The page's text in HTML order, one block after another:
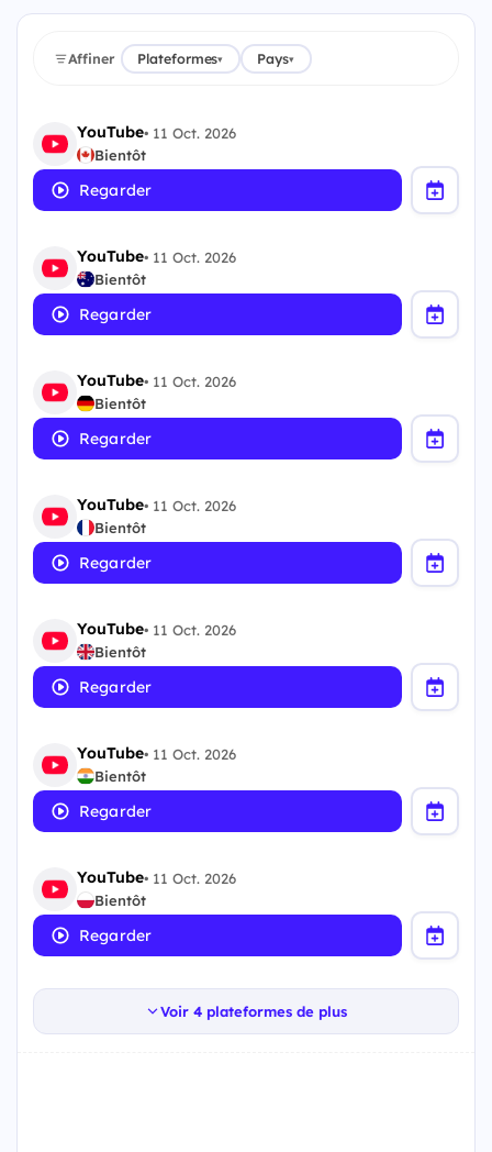
Affiner Plateformes▾ Pays▾
YouTube• 11 Oct. 2026
Bientôt
Regarder
YouTube• 11 Oct. 2026
Bientôt
Regarder
YouTube• 11 Oct. 2026
Bientôt
Regarder
YouTube• 11 Oct. 2026
Bientôt
Regarder
YouTube• 11 Oct. 2026
Bientôt
Regarder
YouTube• 11 Oct. 2026
Bientôt
Regarder
YouTube• 11 Oct. 2026
Bientôt
Regarder
Voir 4 plateformes de plus